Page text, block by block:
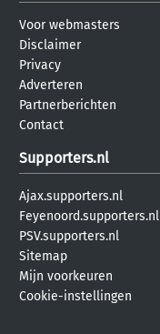
Voor webmasters
Disclaimer
Privacy
Adverteren
Partnerberichten
Contact
Supporters.nl
Ajax.supporters.nl
Feyenoord.supporters.nl
PSV.supporters.nl
Sitemap
Mijn voorkeuren
Cookie-instellingen